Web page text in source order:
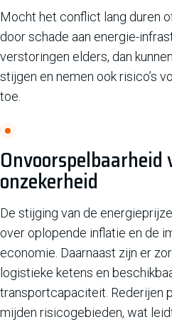
Mocht het conflict lang duren
door schade aan energie-
verstoringen elders, dan
stijgen en nemen ook risico’s
toe.
Onvoorspelbaarheid
onzekerheid
De stijging van de
over oplopende inflatie en de
economie. Daarnaast zijn er
logistieke ketens en
transportcapaciteit. Rederijen
mijden risicogebieden, wat